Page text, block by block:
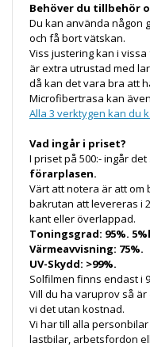
Behöver du tillbehör
Du kan använda någon
och få bort vätskan.
Viss justering kan i
är extra utrustad med
då kan det vara bra att
Microfibertrasa kan
Alla 3 verktygen kan du
Vad ingår i priset?
I priset på 500:- ingår
förarplasen.
Värt att notera är att om
bakrutan att levereras i
kant eller överlappad.
Toningsgrad: 95%.
Värmeavvisning: 75%.
UV-Skydd: >99%.
Solfilmen finns endast i
Vill du ha varuprov så
vi det utan kostnad.
Vi har till alla
lastbilar, arbetsfordon